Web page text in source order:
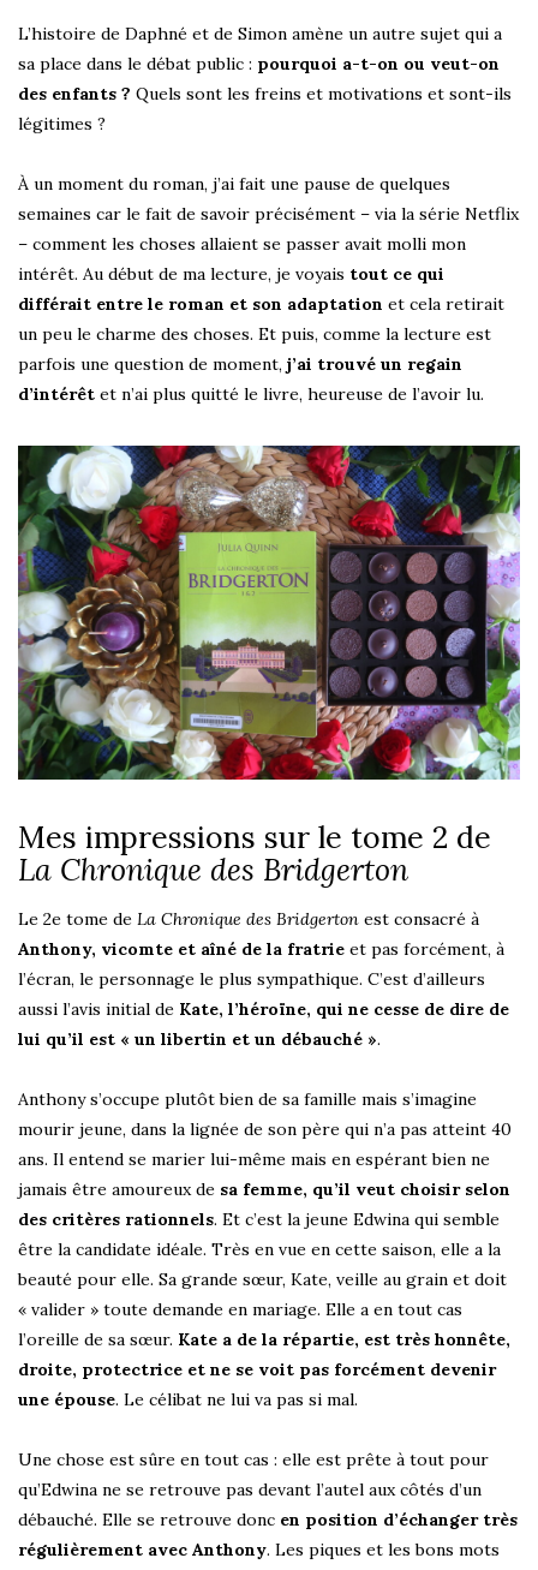
L’histoire de Daphné et de Simon amène un autre sujet qui a
sa place dans le débat public : pourquoi a-t-on ou veut-on
des enfants ? Quels sont les freins et motivations et sont-ils
légitimes ?
À un moment du roman, j’ai fait une pause de quelques
semaines car le fait de savoir précisément – via la série Netflix
– comment les choses allaient se passer avait molli mon
intérêt. Au début de ma lecture, je voyais tout ce qui
différait entre le roman et son adaptation et cela retirait
un peu le charme des choses. Et puis, comme la lecture est
parfois une question de moment, j’ai trouvé un regain
d’intérêt et n’ai plus quitté le livre, heureuse de l’avoir lu.
Mes impressions sur le tome 2 de
La Chronique des Bridgerton
Le 2e tome de La Chronique des Bridgerton est consacré à
Anthony, vicomte et aîné de la fratrie et pas forcément, à
l’écran, le personnage le plus sympathique. C’est d’ailleurs
aussi l’avis initial de Kate, l’héroïne, qui ne cesse de dire de
lui qu’il est « un libertin et un débauché ».
Anthony s’occupe plutôt bien de sa famille mais s’imagine
mourir jeune, dans la lignée de son père qui n’a pas atteint 40
ans. Il entend se marier lui-même mais en espérant bien ne
jamais être amoureux de sa femme, qu’il veut choisir selon
des critères rationnels. Et c’est la jeune Edwina qui semble
être la candidate idéale. Très en vue en cette saison, elle a la
beauté pour elle. Sa grande sœur, Kate, veille au grain et doit
« valider » toute demande en mariage. Elle a en tout cas
l’oreille de sa sœur. Kate a de la répartie, est très honnête,
droite, protectrice et ne se voit pas forcément devenir
une épouse. Le célibat ne lui va pas si mal.
Une chose est sûre en tout cas : elle est prête à tout pour
qu’Edwina ne se retrouve pas devant l’autel aux côtés d’un
débauché. Elle se retrouve donc en position d’échanger très
régulièrement avec Anthony. Les piques et les bons mots